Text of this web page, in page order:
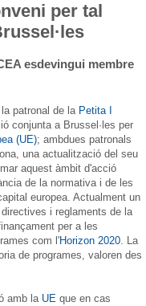
per tal
esdevingui membre
la patronal de la Petita I
conjunta a Brussel·les per
(UE); ambdues patronals
una actualització del seu
aquest àmbit d'acció
de la normativa i de les
europea. Actualment un
i reglaments de la
per a les
com l'Horizon 2020. La
de programes, valoren des
amb la UE que en cas